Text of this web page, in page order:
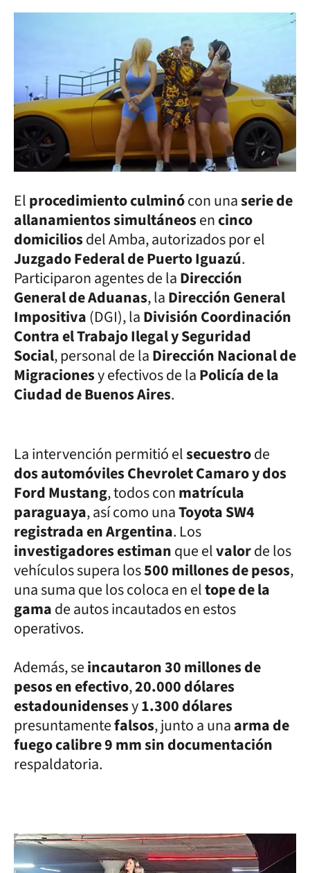
Elprocedimiento culminócon unaserie de
allanamientos simultáneosencinco
domiciliosdel Amba, autorizados por el
Juzgado Federal de Puerto Iguazú.
Participaron agentes de laDirección
General de Aduanas, laDirección General
Impositiva(DGI), laDivisión Coordinación
Contra el Trabajo Ilegal y Seguridad
Social, personal de laDirección Nacional de
Migracionesy efectivos de laPolicía de la
Ciudad de Buenos Aires.
La intervención permitió elsecuestrode
dos automóviles Chevrolet Camaro y dos
Ford Mustang, todos conmatrícula
paraguaya, así como unaToyota SW4
registrada en Argentina. Los
investigadores estimanque elvalorde los
vehículos supera los500 millones de pesos,
una suma que los coloca en eltope de la
gamade autos incautados en estos
operativos.
Además, seincautaron 30 millones de
pesos en efectivo,20.000 dólares
estadounidensesy1.300 dólares
presuntamentefalsos, junto a unaarma de
fuego calibre 9 mm sin documentación
respaldatoria.